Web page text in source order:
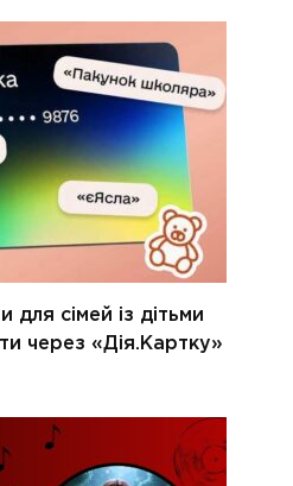
для сімей із дітьми
через «Дія.Картку»